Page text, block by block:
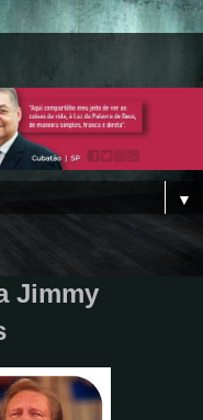
▼
Jimmy